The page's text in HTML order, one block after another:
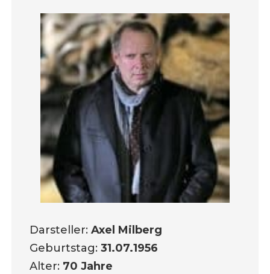
Darsteller:Axel Milberg
Geburtstag:31.07.1956
Alter: 70 Jahre